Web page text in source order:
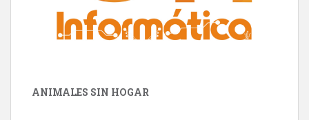
ANIMALES SIN HOGAR